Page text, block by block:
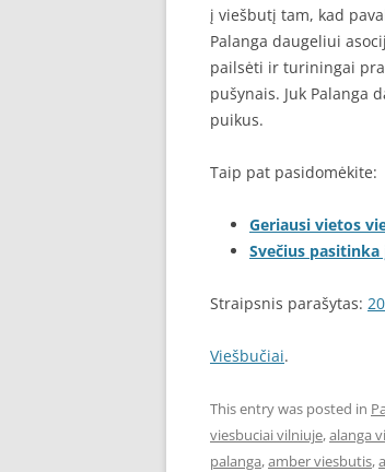
į viešbutį tam, kad
Palanga daugeliui
pailsėti ir turiningai
pušynais. Juk Palanga
puikus.
Taip pat pasidomėkite:
Geriausi vietos
Svečius
Straipsnis parašytas:
Viešbučiai.
This entry was posted in
viesbuciai vilniuje,alanga
palanga,amber viesbutis,